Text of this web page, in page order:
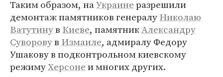
Таким образом, наУкраинеразрешили
демонтаж памятников генералуНиколаю
Ватутинув Киеве, памятникАлександру
Суворовув Измаиле, адмиралу Федору
Ушакову в подконтрольном киевскому
режимуХерсонеи многих других.